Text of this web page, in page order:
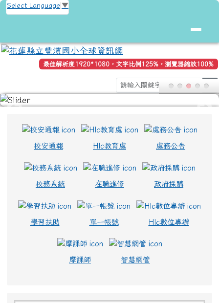
跳至主內容區
花蓮縣立豐濱國小全球資訊網
Select Language ▼
最佳解析度1920*1080，文字比例125%，瀏覽器縮放100%
校安通報 Hlc教育處 處務公告
校務系統 在職進修 政府採購
學習扶助 單一帳號 Hlc數位專辦
摩課師 智慧網管